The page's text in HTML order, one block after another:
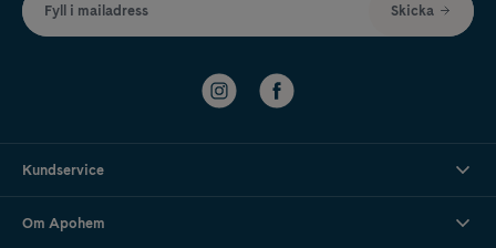
Fyll i mailadress Skicka
Kundservice
Om Apohem